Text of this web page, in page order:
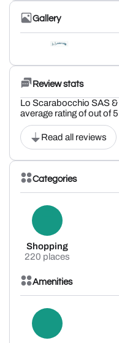
Gallery
Review stats
Lo Scarabocchio SAS
average rating of out of 5
Read all reviews
Categories
Shopping
220 places
Amenities